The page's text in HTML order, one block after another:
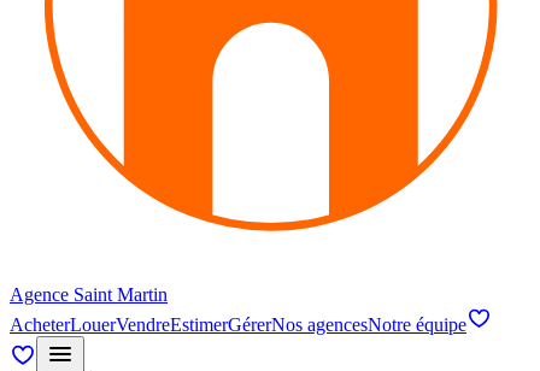
Agence Saint Martin
AcheterLouerVendreEstimerGérerNos agencesNotre équipe